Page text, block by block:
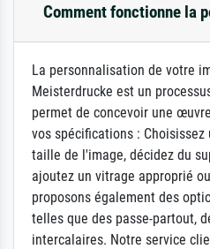
Comment fonctionne la
La personnalisation de votre
Meisterdrucke est un
permet de concevoir une
vos spécifications :
taille de l'image, décidez du
ajoutez un vitrage approprié
proposons également des
telles que des passe-partout,
intercalaires. Notre service